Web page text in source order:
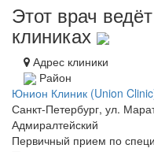
Этот врач
клиниках
Адрес клиники
Район
Юнион Клиник (Union
Санкт-Петербург, ул.
Адмиралтейский
Первичный прием по